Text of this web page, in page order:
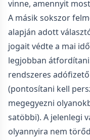
vinne, amennyit
A másik sokszor
alapján adott
jogait védte a mai
legjobban
rendszeres
(pontosítani kell
megegyezni
satöbbi). A jelenlegi
olyannyira nem